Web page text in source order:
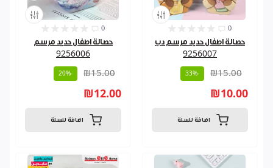
0
حصالة اطفال حديد مرسم
9256006
₪15.00
-20%
₪12.00
اضافة للسلة
0
حصالة اطفال حديد مرسم دب
9256007
₪15.00
-33%
₪10.00
اضافة للسلة